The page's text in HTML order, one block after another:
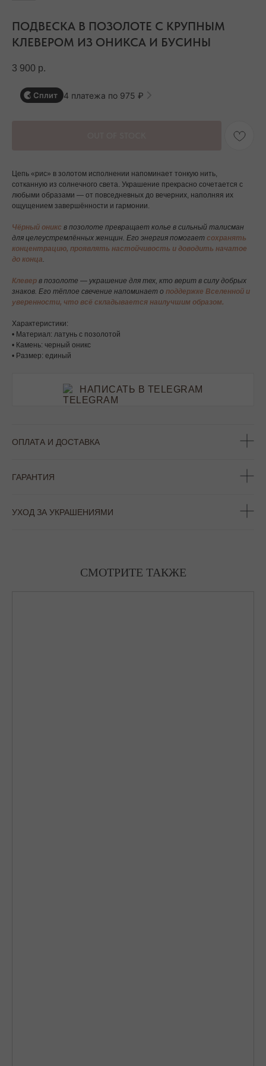
ПОДВЕСКА В ПОЗОЛОТЕ С КРУПНЫМ
КЛЕВЕРОМ ИЗ ОНИКСА И БУСИНЫ
3 900 р.
Сплит 4 платежа по 975 ₽
Цепь «рис» в золотом исполнении напоминает тонкую нить,
сотканную из солнечного света. Украшение прекрасно сочетается с
любыми образами — от повседневных до вечерних, наполняя их
ощущением завершённости и гармонии.
Чёрный оникс в позолоте превращает колье в сильный талисман
для целеустремлённых женщин. Его энергия помогает сохранять
концентрацию, проявлять настойчивость и доводить начатое
до конца.
Клевер в позолоте — украшение для тех, кто верит в силу добрых
знаков. Его тёплое свечение напоминает о поддержке Вселенной и
уверенности, что всё складывается наилучшим образом.
Характеристики:
• Материал: латунь с позолотой
• Камень: черный оникс
• Размер: единый
НАПИСАТЬ В TELEGRAM
ОПЛАТА И ДОСТАВКА
ГАРАНТИЯ
УХОД ЗА УКРАШЕНИЯМИ
СМОТРИТЕ ТАКЖЕ